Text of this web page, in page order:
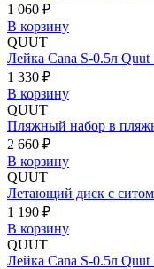
1 060 ₽
В корзину
QUUT
Лейка Cana S-0.5л Quut
1 330 ₽
В корзину
QUUT
Пляжный набор в
2 660 ₽
В корзину
QUUT
Летающий диск с
1 190 ₽
В корзину
QUUT
Лейка Cana S-0.5л Quut